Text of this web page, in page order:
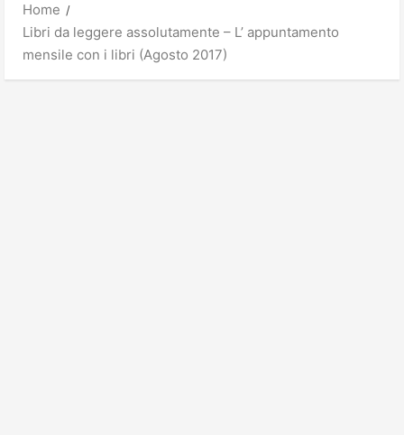
Home
Libri da leggere assolutamente – L’ appuntamento
mensile con i libri (Agosto 2017)